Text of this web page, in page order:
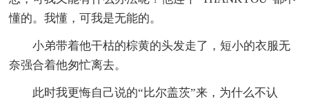
懂的。我懂，可我是无能的。
小弟带着他干枯的棕黄的头发走了，短小的衣服无
奈强合着他匆忙离去。
此时我更悔自己说的“比尔盖茨”来，为什么不认